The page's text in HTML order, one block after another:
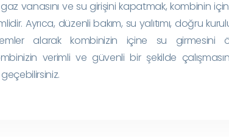
vanasını ve su girişini kapatmak, kombinin
Ayrıca, düzenli bakım, su yalıtımı, doğru
alarak kombinizin içine su girmesini
verimli ve güvenli bir şekilde